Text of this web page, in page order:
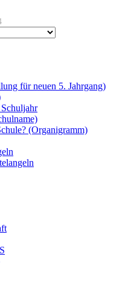
für neuen 5. Jahrgang)
(Organigramm)